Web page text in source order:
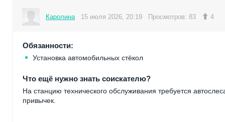
Каролина 15 июля 2026, 20:19 Просмотров: 83 4
Обязанности:
Установка автомобильных стёкол
Что ещё нужно знать соискателю?
На станцию технического обслуживания требуется
привычек.